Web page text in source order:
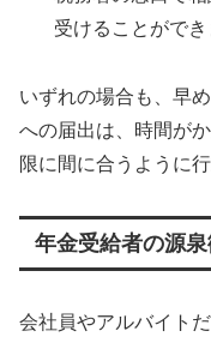
受けることができ
いずれの場合も、早
への届出は、時間が
限に間に合うように
年金受給者の源
会社員やアルバイト